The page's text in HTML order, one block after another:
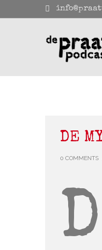
DE
0 COMMENTS
D